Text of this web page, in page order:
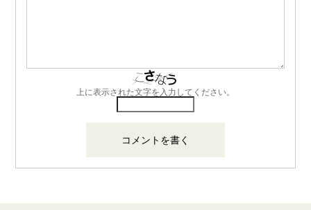
上に表示された文字を入力してください。